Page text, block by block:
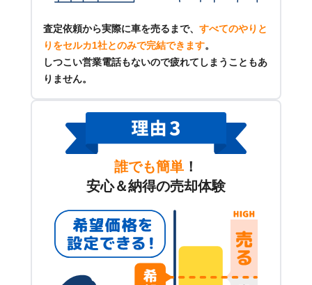
査定依頼から実際に車を売るまで、 すべてのやりと
りをセルカ1社とのみで完結できます。
しつこい営業電話もないので疲れてしまうこともあ
りません。
誰でも簡単 ！
安心＆納得の売却体験